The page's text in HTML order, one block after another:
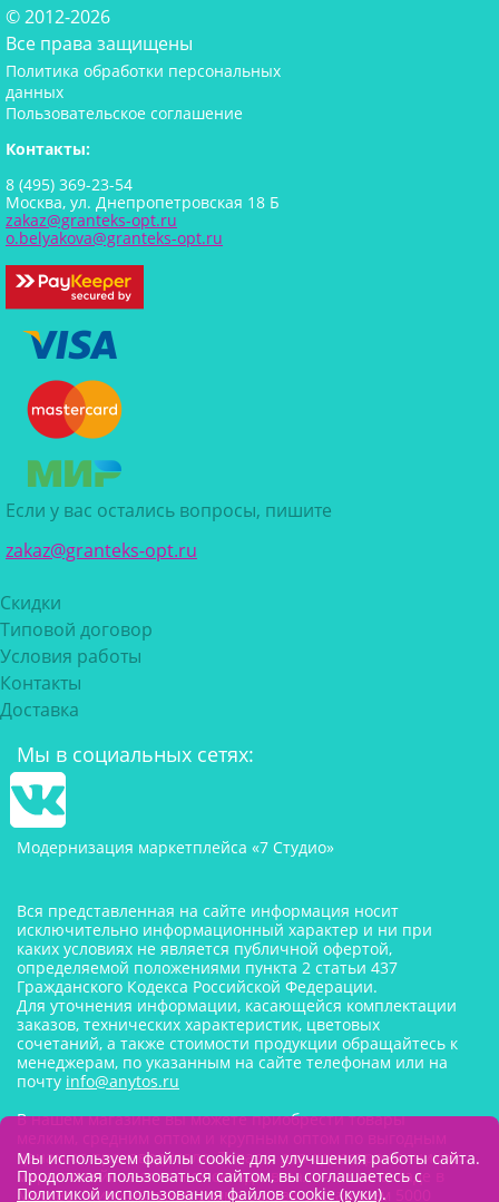
© 2012-2026
Все права защищены
Политика обработки персональных
данных
Пользовательское соглашение
Контакты:
8 (495) 369-23-54
Москва, ул. Днепропетровская 18 Б
zakaz@granteks-opt.ru
o.belyakova@granteks-opt.ru
Если у вас остались вопросы, пишите
zakaz@granteks-opt.ru
Скидки
Типовой договор
Условия работы
Контакты
Доставка
Мы в социальных сетях:
Модернизация маркетплейса «7 Студио»
Вся представленная на сайте информация носит
исключительно информационный характер и ни при
каких условиях не является публичной офертой,
определяемой положениями пункта 2 статьи 437
Гражданского Кодекса Российской Федерации.
Для уточнения информации, касающейся комплектации
заказов, технических характеристик, цветовых
сочетаний, а также стоимости продукции обращайтесь к
менеджерам, по указанным на сайте телефонам или на
почту info@anytos.ru
В нашем магазине вы можете приобрести товары
ценам от производителя. Товары для одностраничников,
маркетплейсов оптом со склада, в наличии на складе в
Москве. Минимальная сумма заказа составляем 5000
Мы используем файлы cookie для улучшения работы сайта.
Продолжая пользоваться сайтом, вы соглашаетесь с
Политикой использования файлов cookie (куки).